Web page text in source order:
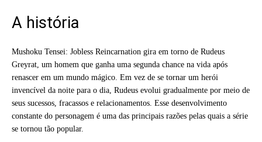
A história
Mushoku Tensei: Jobless Reincarnation gira em torno de Rudeus
Greyrat, um homem que ganha uma segunda chance na vida após
renascer em um mundo mágico. Em vez de se tornar um herói
invencível da noite para o dia, Rudeus evolui gradualmente por meio de
seus sucessos, fracassos e relacionamentos. Esse desenvolvimento
constante do personagem é uma das principais razões pelas quais a série
se tornou tão popular.